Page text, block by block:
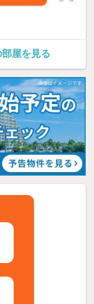
屋を見る